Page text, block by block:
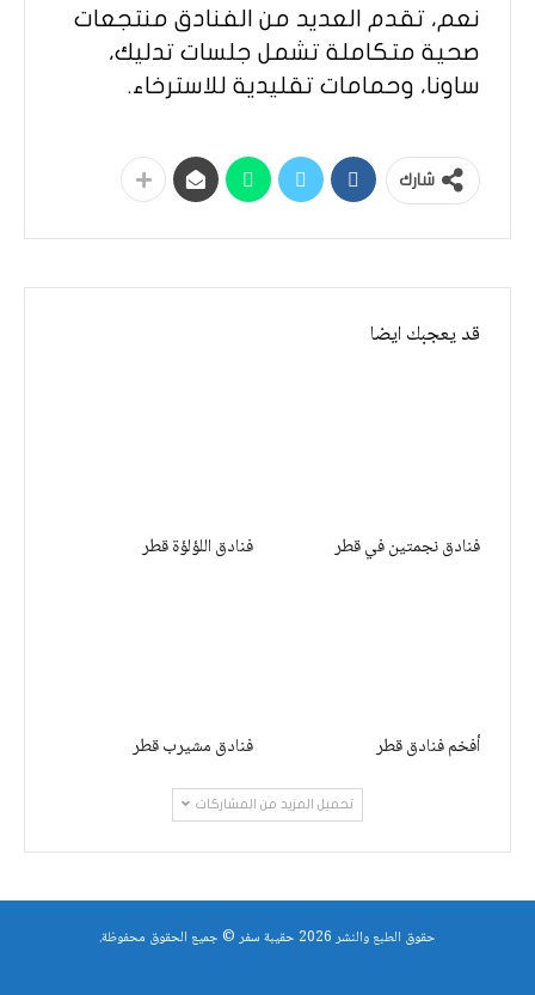
نعم، تقدم العديد من الفنادق منتجعات
صحية متكاملة تشمل جلسات تدليك،
ساونا، وحمامات تقليدية للاسترخاء.
شارك
قد يعجبك ايضا
فنادق نجمتين في قطر فنادق اللؤلؤة قطر
أفخم فنادق قطر فنادق مشيرب قطر
تحميل المزيد من المشاركات
حقوق الطبع والنشر 2026 حقيبة سفر © جميع الحقوق محفوظة.